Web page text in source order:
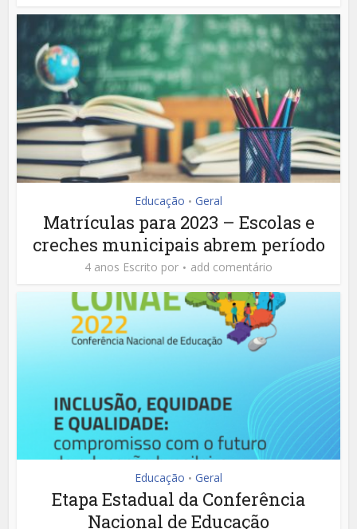
Educação • Geral
Matrículas para 2023 – Escolas e
creches municipais abrem período
4 anos Escrito por add comentário
Educação • Geral
Etapa Estadual da Conferência
Nacional de Educação